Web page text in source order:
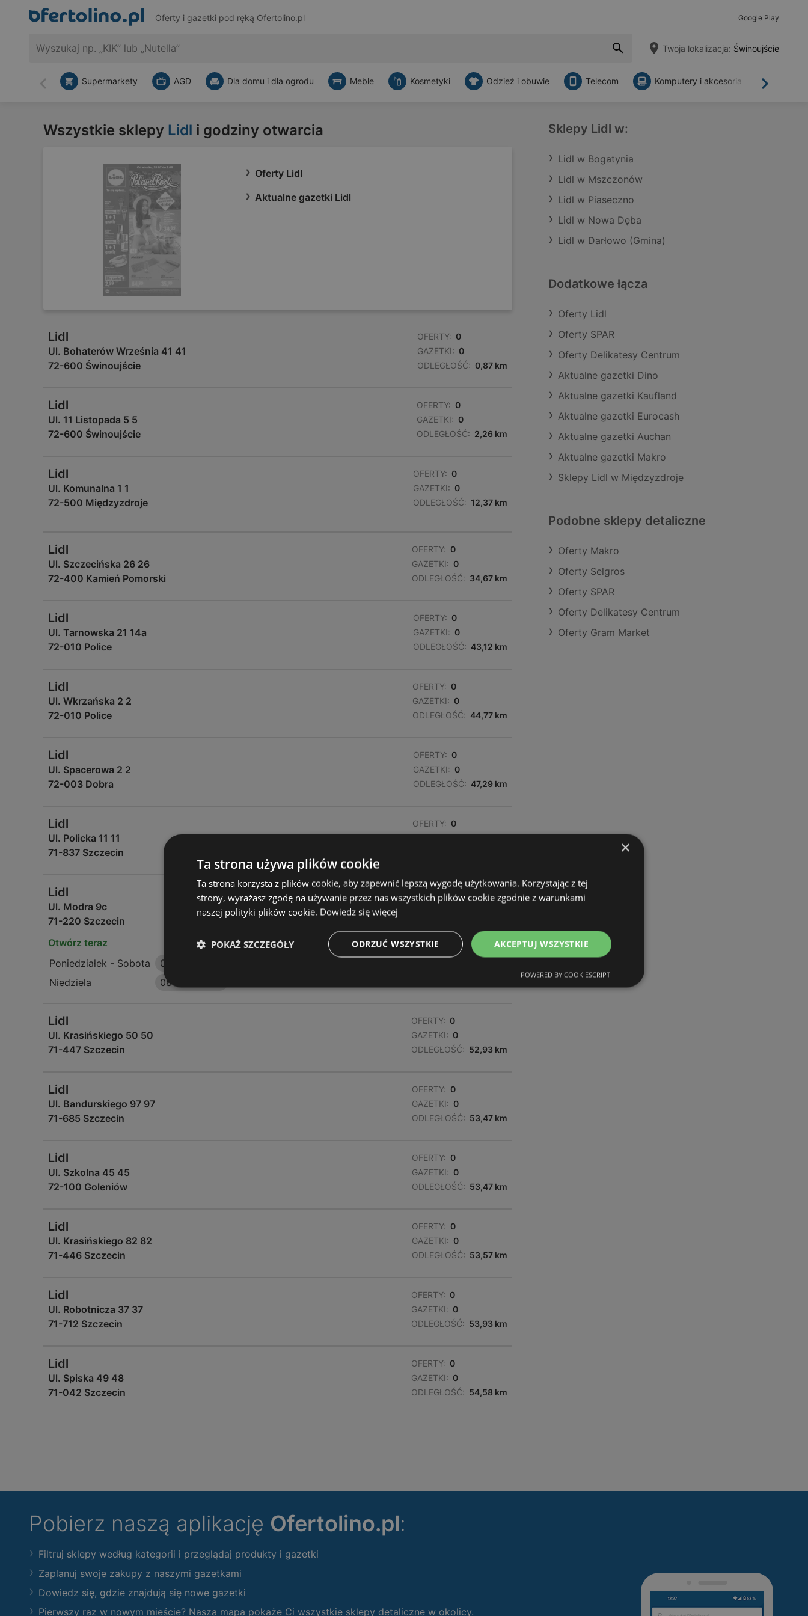
Oferty i gazetki pod ręką Ofertolino.pl Google Play
Twoja lokalizacja: Świnoujście
Wstecz Dalej
Supermarkety AGD Dla domu i dla ogrodu Meble Kosmetyki Odzież i obuwie Telecom Komputery i akcesoria
Wszystkie sklepy Lidl i godziny otwarcia
Oferty Lidl
Aktualne gazetki Lidl
Lidl
Ul. Bohaterów Września 41 41
72-600 Świnoujście
OFERTY: 0
GAZETKI: 0
ODLEGŁOŚĆ: 0,87 km
Lidl
Ul. 11 Listopada 5 5
72-600 Świnoujście
OFERTY: 0
GAZETKI: 0
ODLEGŁOŚĆ: 2,26 km
Lidl
Ul. Komunalna 1 1
72-500 Międzyzdroje
OFERTY: 0
GAZETKI: 0
ODLEGŁOŚĆ: 12,37 km
Lidl
Ul. Szczecińska 26 26
72-400 Kamień Pomorski
OFERTY: 0
GAZETKI: 0
ODLEGŁOŚĆ: 34,67 km
Lidl
Ul. Tarnowska 21 14a
72-010 Police
OFERTY: 0
GAZETKI: 0
ODLEGŁOŚĆ: 43,12 km
Lidl
Ul. Wkrzańska 2 2
72-010 Police
OFERTY: 0
GAZETKI: 0
ODLEGŁOŚĆ: 44,77 km
Lidl
Ul. Spacerowa 2 2
72-003 Dobra
OFERTY: 0
GAZETKI: 0
ODLEGŁOŚĆ: 47,29 km
Lidl
Ul. Policka 11 11
71-837 Szczecin
OFERTY: 0
GAZETKI: 0
Lidl
Ul. Modra 9c
71-220 Szczecin
OFERTY:
0
GAZETKI:
Otwórz teraz
Poniedziałek - Sobota
06:00
Niedziela
08:00
Lidl
Ul. Krasińskiego 50 50
71-447 Szczecin
OFERTY: 0
GAZETKI: 0
ODLEGŁOŚĆ: 52,93 km
Lidl
Ul. Bandurskiego 97 97
71-685 Szczecin
OFERTY: 0
GAZETKI: 0
ODLEGŁOŚĆ: 53,47 km
Lidl
Ul. Szkolna 45 45
72-100 Goleniów
OFERTY: 0
GAZETKI: 0
ODLEGŁOŚĆ: 53,47 km
Lidl
Ul. Krasińskiego 82 82
71-446 Szczecin
OFERTY: 0
GAZETKI: 0
ODLEGŁOŚĆ: 53,57 km
Lidl
Ul. Robotnicza 37 37
71-712 Szczecin
OFERTY: 0
GAZETKI: 0
ODLEGŁOŚĆ: 53,93 km
Lidl
Ul. Spiska 49 48
71-042 Szczecin
OFERTY: 0
GAZETKI: 0
ODLEGŁOŚĆ: 54,58 km
Sklepy Lidl w:
Lidl w Bogatynia
Lidl w Mszczonów
Lidl w Piaseczno
Lidl w Nowa Dęba
Lidl w Darłowo (Gmina)
Dodatkowe łącza
Oferty Lidl
Oferty SPAR
Oferty Delikatesy Centrum
Aktualne gazetki Dino
Aktualne gazetki Kaufland
Aktualne gazetki Eurocash
Aktualne gazetki Auchan
Aktualne gazetki Makro
Sklepy Lidl w Międzyzdroje
Podobne sklepy detaliczne
Oferty Makro
Oferty Selgros
Oferty SPAR
Oferty Delikatesy Centrum
Oferty Gram Market
Pobierz naszą aplikację Ofertolino.pl:
Filtruj sklepy według kategorii i przeglądaj produkty i gazetki
Zaplanuj swoje zakupy z naszymi gazetkami
Dowiedz się, gdzie znajdują się nowe gazetki
Pierwszy raz w nowym mieście? Nasza mapa pokaże Ci wszystkie sklepy detaliczne w okolicy.
×
Ta strona używa plików cookie
Ta strona korzysta z plików cookie, aby zapewnić lepszą wygodę użytkowania. Korzystając z tej
strony, wyrażasz zgodę na używanie przez nas wszystkich plików cookie zgodnie z warunkami
naszej polityki plików cookie. Dowiedz się więcej
AKCEPTUJ WSZYSTKIE
ODRZUĆ WSZYSTKIE
POKAŻ SZCZEGÓŁY
POWERED BY COOKIESCRIPT